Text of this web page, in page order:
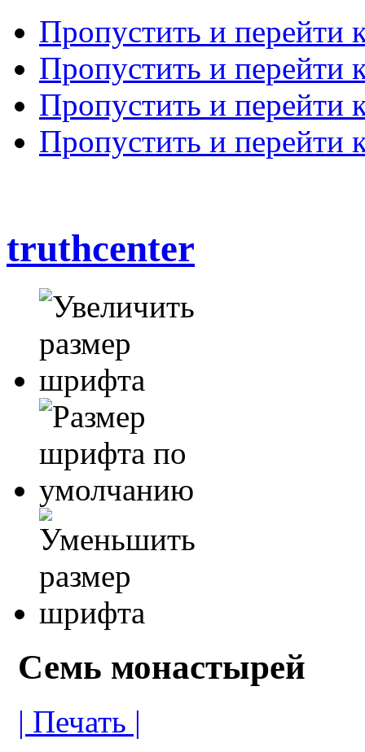
Пропустить и перейти
Пропустить и перейти
Пропустить и перейти
Пропустить и перейти
truthcenter
Семь монастырей
| Печать |